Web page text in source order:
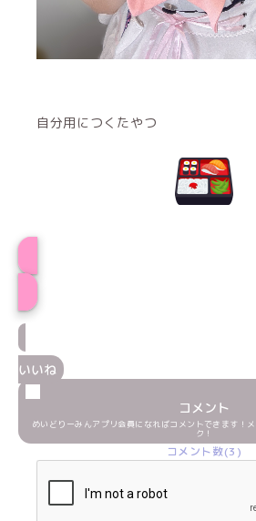
自分用につくたやつ
いいね
コメント
めいどりーみんアプリ会員になればコメントできます！
ク！
コメント数(3)